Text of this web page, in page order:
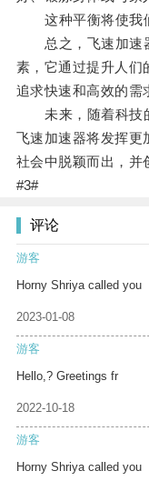
这种平衡将使我们
总之，飞速加速器
素，它通过提升人们
追求快速和高效的需
未来，随着科技的
飞速加速器将发挥更
社会中脱颖而出，并
#3#
评论
游客
Horny Shriya called you
2023-01-08
游客
Hello,? Greetings fr
2022-10-18
游客
Horny Shriya called you